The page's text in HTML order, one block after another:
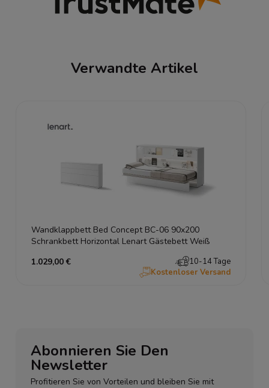
Verwandte Artikel
Wandklappbett Bed Concept BC-06 90x200
Schrankbett Horizontal Lenart Gästebett Weiß
1.029,00 €
10-14 Tage
Kostenloser Versand
Abonnieren Sie Den
Newsletter
Profitieren Sie von Vorteilen und bleiben Sie mit